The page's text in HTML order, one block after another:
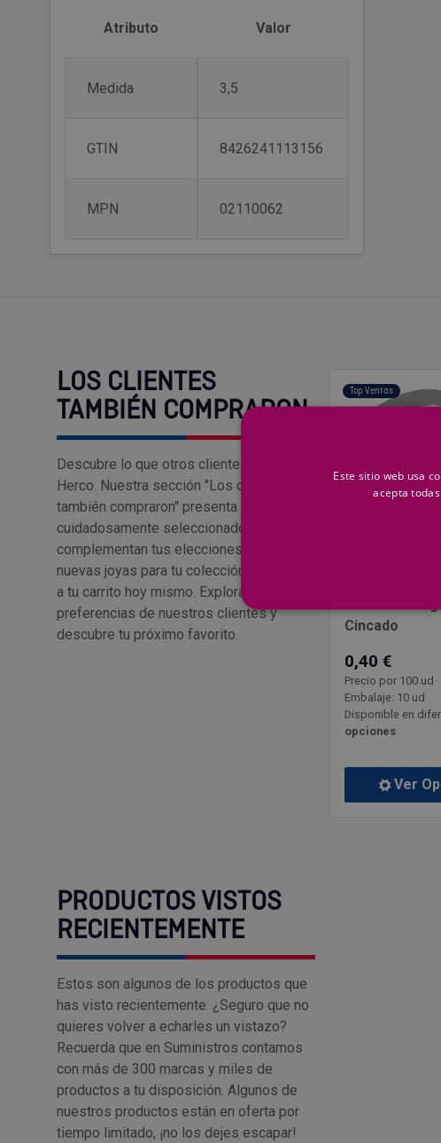
Atributo Valor
Medida 3,5
GTIN 8426241113156
MPN 02110062
LOS CLIENTES
TAMBIÉN COMPRARON
Descubre lo que otros clientes aman en
Herco. Nuestra sección "Los clientes
también compraron" presenta productos
cuidadosamente seleccionados que
complementan tus elecciones. Encuentra
nuevas joyas para tu colección y añádelas
a tu carrito hoy mismo. Explora las
preferencias de nuestros clientes y
descubre tu próximo favorito.
Top Ventas
Cincado
0,40 €
Precio por 100 ud
Embalaje: 10 ud
Disponible en
opciones
Ver
PRODUCTOS VISTOS
RECIENTEMENTE
Estos son algunos de los productos que
has visto recientemente. ¿Seguro que no
quieres volver a echarles un vistazo?
Recuerda que en Suministros contamos
con más de 300 marcas y miles de
productos a tu disposición. Algunos de
nuestros productos están en oferta por
tiempo limitado, ¡no los dejes escapar!
Este sitio web usa
acepta